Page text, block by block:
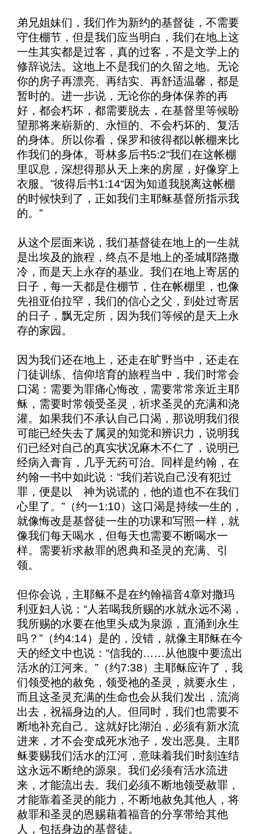
弟兄姐妹们，我们作为新约的基督徒，不需要
守住棚节，但是我们应当明白，我们在地上这
一生其实都是过客，真的过客，不是文学上的
修辞说法。这地上不是我们的久留之地。无论
你的房子再漂亮、再结实、再舒适温馨，都是
暂时的。进一步说，无论你的身体保养的再
好，都会朽坏，都需要脱去，在基督里等候盼
望那将来崭新的、永恒的、不会朽坏的、复活
的身体。所以你看，保罗和彼得都以帐棚来比
作我们的身体。哥林多后书5:2“我们在这帐棚
里叹息，深想得那从天上来的房屋，好像穿上
衣服。”彼得后书1:14“因为知道我脱离这帐棚
的时候快到了，正如我们主耶稣基督所指示我
的。”
从这个层面来说，我们基督徒在地上的一生就
是出埃及的旅程，终点不是地上的圣城耶路撒
冷，而是天上永存的基业。我们在地上寄居的
日子，每一天都是住棚节，住在帐棚里，也像
先祖亚伯拉罕，我们的信心之父，到处过寄居
的日子，飘无定所，因为我们等候的是天上永
存的家园。
因为我们还在地上，还走在旷野当中，还走在
门徒训练、信仰培育的旅程当中，我们时常会
口渴：需要为罪痛心悔改，需要常常亲近主耶
稣，需要时常领受圣灵，祈求圣灵的充满和浇
灌。如果我们不承认自己口渴，那说明我们很
可能已经失去了属灵的知觉和辨识力，说明我
们已经对自己的真实状况麻木不仁了，说明已
经病入膏肓，几乎无药可治。同样是约翰，在
约翰一书中如此说：“我们若说自己没有犯过
罪，便是以 神为说谎的，他的道也不在我们
心里了。”（约一1:10）这口渴是持续一生的，
就像悔改是基督徒一生的功课和写照一样，就
像我们每天喝水，但每天也需要不断喝水一
样。需要祈求赦罪的恩典和圣灵的充满、引
领。
但你会说，主耶稣不是在约翰福音4章对撒玛
利亚妇人说：“人若喝我所赐的水就永远不渴，
我所赐的水要在他里头成为泉源，直涌到永生
吗？”（约4:14）是的，没错，就像主耶稣在今
天的经文中也说：“信我的……从他腹中要流出
活水的江河来。”（约7:38）主耶稣应许了，我
们领受祂的赦免，领受祂的圣灵，就要永生，
而且这圣灵充满的生命也会从我们发出，流淌
出去，祝福身边的人。但同时，我们也需要不
断地补充自己。这就好比湖泊，必须有新水流
进来，才不会变成死水池子，发出恶臭。主耶
稣要赐我们活水的江河，意味着我们时刻连结
这永远不断绝的源泉。我们必须有活水流进
来，才能流出去。我们必须不断地领受赦罪，
才能靠着圣灵的能力，不断地赦免其他人，将
赦罪和圣灵的恩赐藉着福音的分享带给其他
人，包括身边的基督徒。